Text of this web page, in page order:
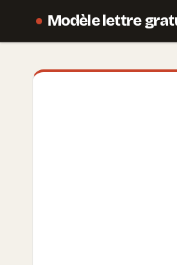
Modèle lettre